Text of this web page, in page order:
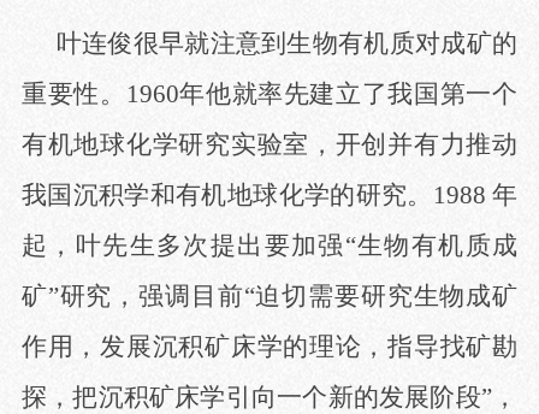
叶连俊很早就注意到生物有机质对成矿的
重要性。
1960年他就率先建立了我国第一个
有机地球化学研究实验室，开创并有力推动
我国沉积学和有机地球化学的研究。1988 年
起，叶先生多次提出要加强“生物有机质成
矿”研究，强调目前“迫切需要研究生物成矿
作用，发展沉积矿床学的理论，指导找矿勘
探，把沉积矿床学引向一个新的发展阶段”，